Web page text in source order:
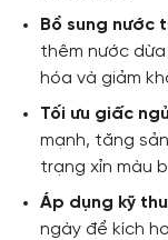
Bổ sung nước
thêm nước
hóa và giảm
Tối ưu giấc
mạnh, tăng
trạng xỉn màu
Áp dụng kỹ
ngày để kích